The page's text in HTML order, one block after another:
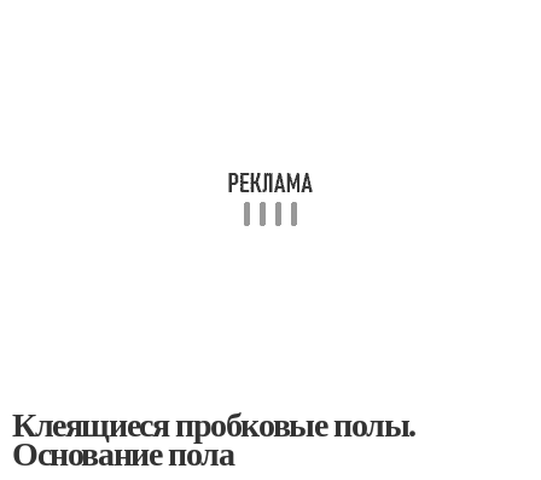
Клеящиеся пробковые полы.
Основание пола